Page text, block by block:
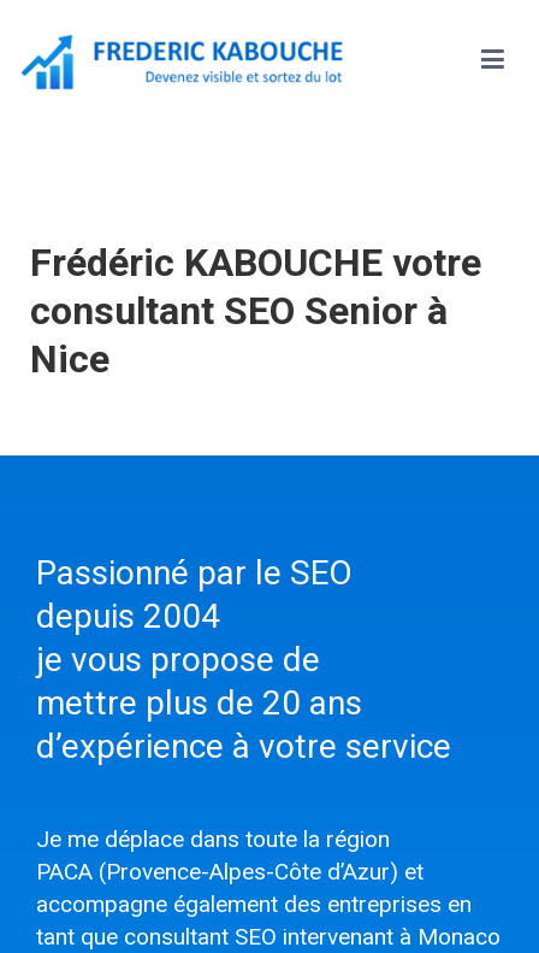
Frédéric KABOUCHE votre
consultant SEO Senior à
Nice
Passionné par le SEO
depuis 2004
je vous propose de
mettre plus de 20 ans
d’expérience à votre service
Je me déplace dans toute la région
PACA (Provence-Alpes-Côte d’Azur) et
accompagne également des entreprises en
tant que consultant SEO intervenant à Monaco